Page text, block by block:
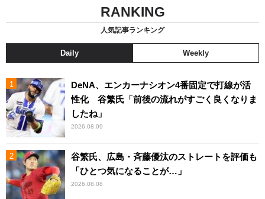
RANKING
人気記事ランキング
Daily Weekly
DeNA、エンカーナシオン4番固定で打線が活
性化 谷繁氏「前後の流れがすごく良くなりま
したね」
2026.08.09
谷繁氏、広島・斉藤優汰のストレートを評価も
「ひとつ気になることが…」
2026.08.08